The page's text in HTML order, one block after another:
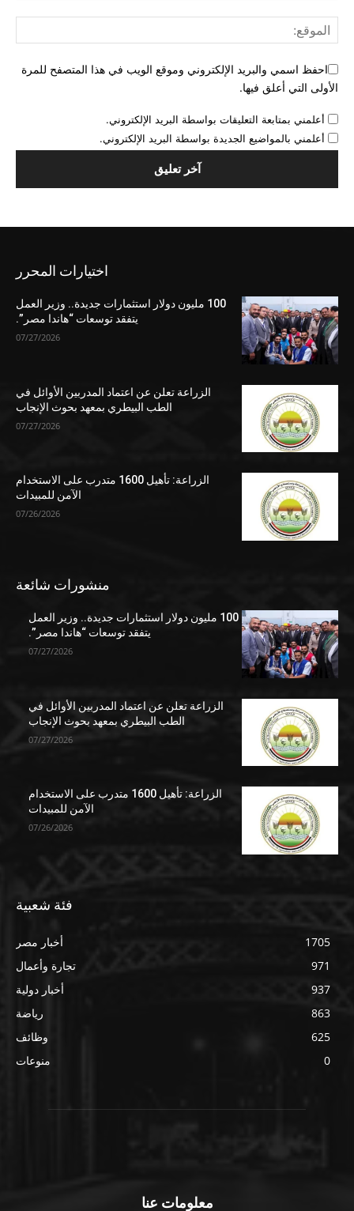
احفظ اسمي والبريد الإلكتروني وموقع الويب في هذا المتصفح للمرة
الأولى التي أعلق فيها.
أعلمني بمتابعة التعليقات بواسطة البريد الإلكتروني.
أعلمني بالمواضيع الجديدة بواسطة البريد الإلكتروني.
اختيارات المحرر
100 مليون دولار استثمارات جديدة.. وزير العمل
يتفقد توسعات “هاندا مصر”.
07/27/2026
الزراعة تعلن عن اعتماد المدربين الأوائل في
الطب البيطري بمعهد بحوث الإنجاب
07/27/2026
الزراعة: تأهيل 1600 متدرب على الاستخدام
الآمن للمبيدات
07/26/2026
منشورات شائعة
100 مليون دولار استثمارات جديدة.. وزير العمل
يتفقد توسعات “هاندا مصر”.
07/27/2026
الزراعة تعلن عن اعتماد المدربين الأوائل في
الطب البيطري بمعهد بحوث الإنجاب
07/27/2026
الزراعة: تأهيل 1600 متدرب على الاستخدام
الآمن للمبيدات
07/26/2026
فئة شعبية
أخبار مصر
1705
تجارة وأعمال
971
أخبار دولية
937
رياضة
863
وظائف
625
منوعات
0
معلومات عنا